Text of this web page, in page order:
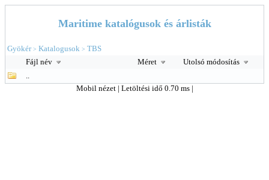
Maritime katalógusok és árlisták
Gyökér> Katalogusok > TBS
Fájl név
Méret
Utolsó módosítás
..
Mobil nézet | Letöltési idő 0.70 ms |